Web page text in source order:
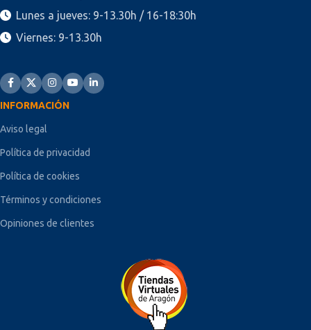
Lunes a jueves: 9-13.30h / 16-18:30h
Viernes: 9-13.30h
INFORMACIÓN
Aviso legal
Política de privacidad
Política de cookies
Términos y condiciones
Opiniones de clientes